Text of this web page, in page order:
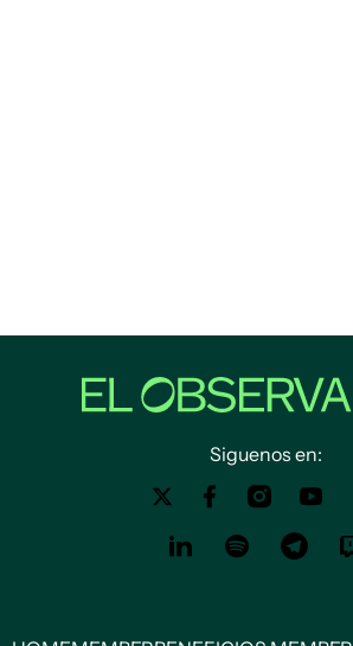
Siguenos en: